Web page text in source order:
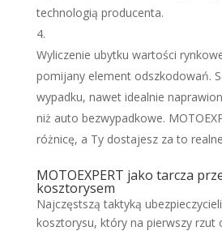
technologią producenta.
Wyliczenie ubytku wartości
pomijany element odszkodowań.
wypadku, nawet idealnie
niż auto bezwypadkowe.
różnicę, a Ty dostajesz za to
MOTOEXPERT jako tarcza
kosztorysem
Najczęstszą taktyką
kosztorysu, który na pierwszy rzut